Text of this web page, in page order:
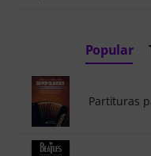
Popular
Partituras